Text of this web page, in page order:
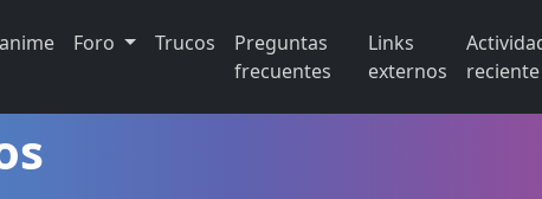
Foro Trucos
Preguntas
frecuentes
Links
externos
reciente